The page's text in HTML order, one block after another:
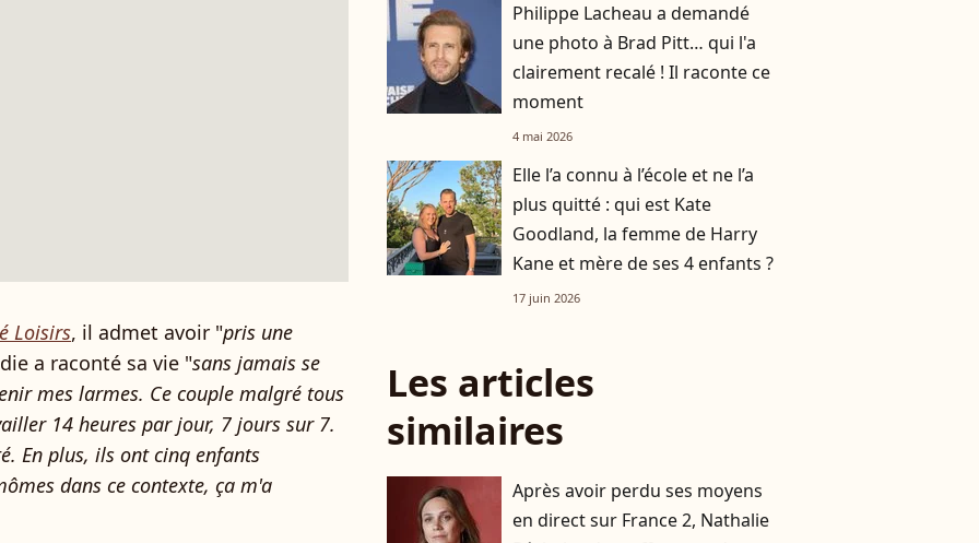
Loisirs, il admet avoir "pris une
a raconté sa vie "sans jamais se
mes larmes. Ce couple malgré tous
14 heures par jour, 7 jours sur 7.
En plus, ils ont cinq enfants
dans ce contexte, ça m'a
Philippe Lacheau a demandé
une photo à Brad Pitt… qui l'a
clairement recalé ! Il raconte ce
moment
4 mai 2026
Elle l’a connu à l’école et ne l’a
plus quitté : qui est Kate
Goodland, la femme de Harry
Kane et mère de ses 4 enfants ?
17 juin 2026
Les articles
similaires
Après avoir perdu ses moyens
en direct sur France 2, Nathalie